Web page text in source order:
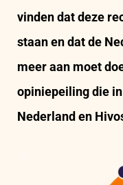
vinden dat deze
staan en dat de
meer aan moet
opiniepeiling die
Nederland en